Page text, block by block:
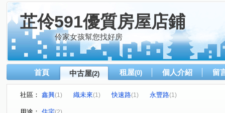
芷伶591優質房屋店鋪
伶家女孩幫您找好房
首頁 中古屋(2) 租屋(0) 個人介紹 留
社區： 鑫興(1) 織未來(1) 快速路(1) 永豐路(1)